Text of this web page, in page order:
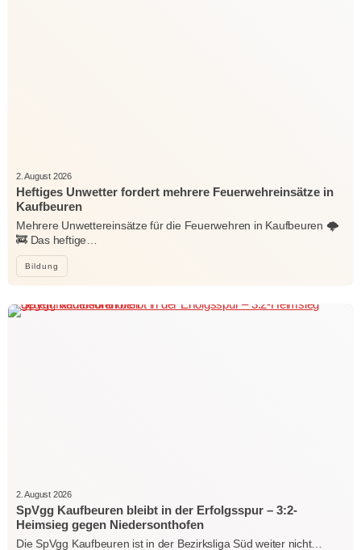
Bildung
2. August 2026
Heftiges Unwetter fordert mehrere Feuerwehreinsätze in
Kaufbeuren
Mehrere Unwettereinsätze für die Feuerwehren in Kaufbeuren 🌩️
🚒 Das heftige…
2. August 2026
SpVgg Kaufbeuren bleibt in der Erfolgsspur – 3:2-
Heimsieg gegen Niedersonthofen
Die SpVgg Kaufbeuren ist in der Bezirksliga Süd weiter nicht…